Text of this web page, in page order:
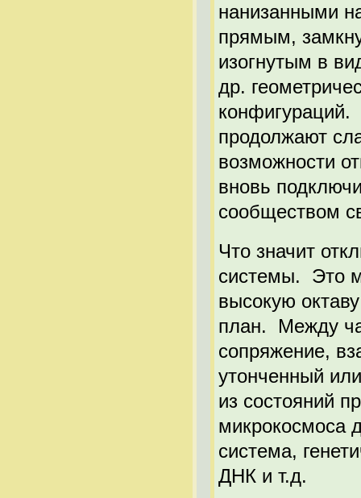
нанизанными
прямым,
изогнутым в
др.
конфигураций.
продолжают
возможности
вновь
сообществом
Что значит
системы. Это
высокую
план. Между
сопряжение,
утонченный
из состояний
микрокосмоса
система,
ДНК и т.д.